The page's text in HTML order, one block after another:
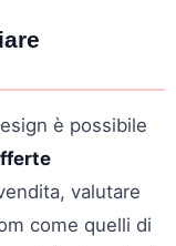
è possibile
valutare
come quelli di